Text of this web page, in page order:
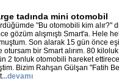
tadında mini otomobil
"Bu otomobili kim alır?"
gözüm alışmıştı Smart'a. Hele
Son alarak 15 gün önce
otursam bir Smart alırım. 80
2 tonluk otomobili hareket
Bizim Rahşan Gülşan "Fatih
...devamı